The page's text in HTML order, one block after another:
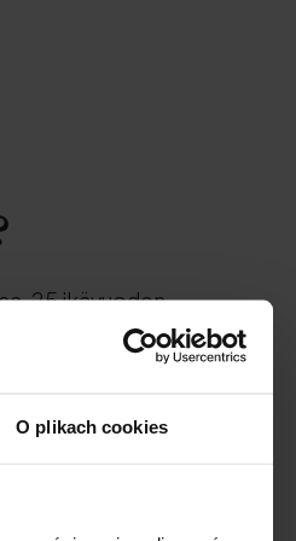
O plikach cookies
25 ikävuoden
proteiinit
alkaa näkyä
liikutamme